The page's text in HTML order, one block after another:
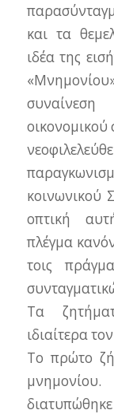
και τα
ιδέα της
κοινωνικού
οπτική
πλέγμα
τοις
Τα
ιδιαίτερα
Το πρώτο